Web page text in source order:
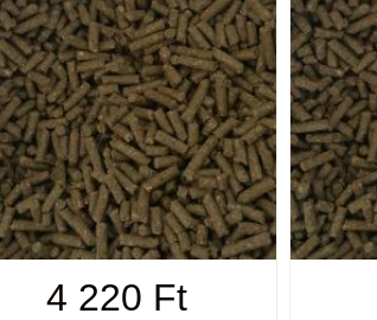
4 220 Ft